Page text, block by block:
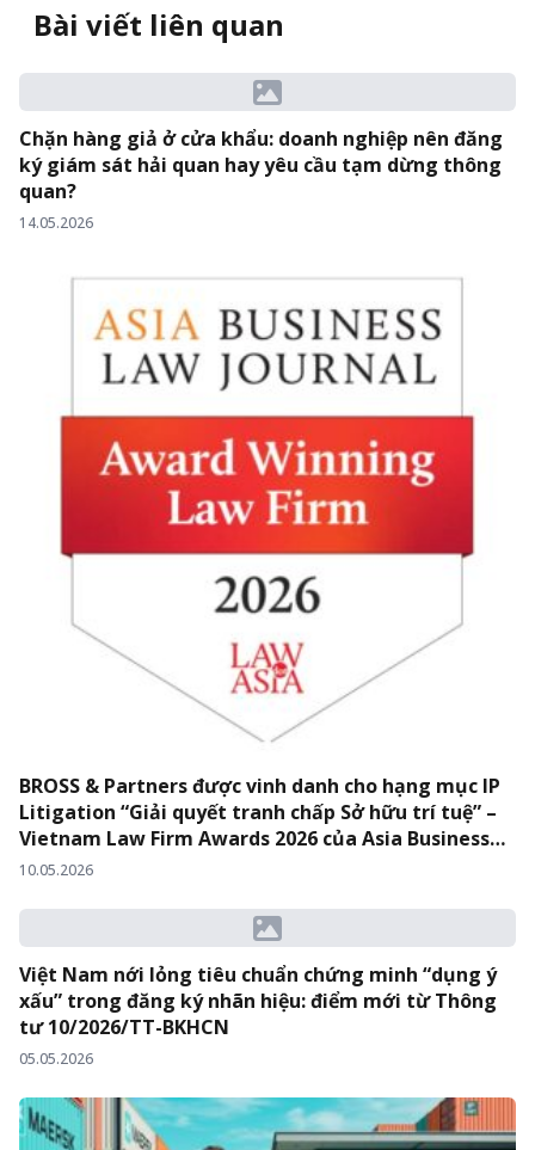
Bài viết liên quan
Chặn hàng giả ở cửa khẩu: doanh nghiệp nên đăng
ký giám sát hải quan hay yêu cầu tạm dừng thông
quan?
14.05.2026
BROSS & Partners được vinh danh cho hạng mục IP
Litigation “Giải quyết tranh chấp Sở hữu trí tuệ” –
Vietnam Law Firm Awards 2026 của Asia Business
Law Journal
10.05.2026
Việt Nam nới lỏng tiêu chuẩn chứng minh “dụng ý
xấu” trong đăng ký nhãn hiệu: điểm mới từ Thông
tư 10/2026/TT-BKHCN
05.05.2026